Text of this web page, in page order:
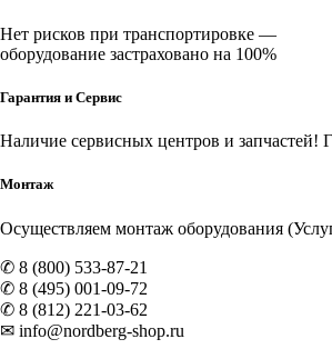
Нет рисков при транспортировке —
оборудование застраховано на 100%
Гарантия и Сервис
Наличие сервисных центров и запчастей!
Монтаж
Осуществляем монтаж оборудования
✆ 8 (800) 533-87-21
✆ 8 (495) 001-09-72
✆ 8 (812) 221-03-62
✉ info@nordberg-shop.ru